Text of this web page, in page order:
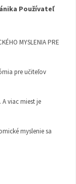
Používateľ
MYSLENIA PRE
pre učiteľov
viac miest je
myslenie sa